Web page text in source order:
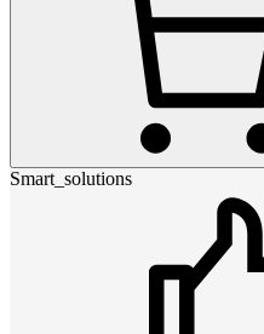
Smart_solutions